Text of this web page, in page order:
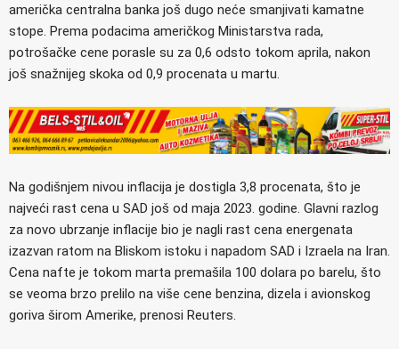
američka centralna banka još dugo neće smanjivati kamatne
stope. Prema podacima američkog Ministarstva rada,
potrošačke cene porasle su za 0,6 odsto tokom aprila, nakon
još snažnijeg skoka od 0,9 procenata u martu.
Na godišnjem nivou inflacija je dostigla 3,8 procenata, što je
najveći rast cena u SAD još od maja 2023. godine. Glavni razlog
za novo ubrzanje inflacije bio je nagli rast cena energenata
izazvan ratom na Bliskom istoku i napadom SAD i Izraela na Iran.
Cena nafte je tokom marta premašila 100 dolara po barelu, što
se veoma brzo prelilo na više cene benzina, dizela i avionskog
goriva širom Amerike, prenosi Reuters.